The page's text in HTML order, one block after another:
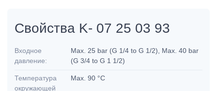
Свойства K- 07 25 03 93
Входное
давление:
Max. 25 bar (G 1/4 to G 1/2), Max. 40 bar
(G 3/4 to G 1 1/2)
Температура
окружающей
Max. 90 °C